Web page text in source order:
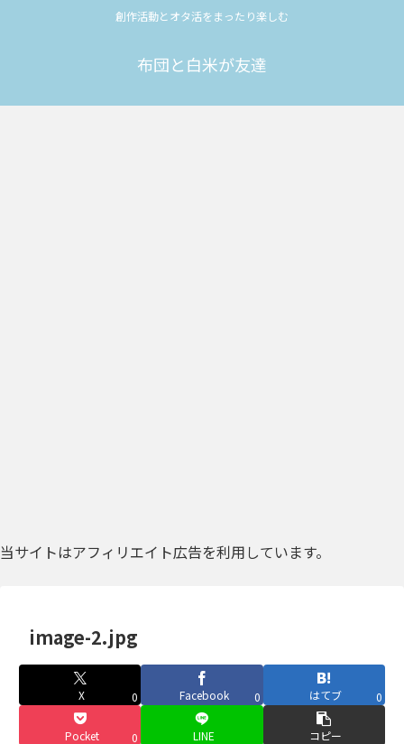
創作活動とオタ活をまったり楽しむ
布団と白米が友達
当サイトはアフィリエイト広告を利用しています。
image-2.jpg
X 0 Facebook 0 はてブ 0
Pocket 0 LINE コピー